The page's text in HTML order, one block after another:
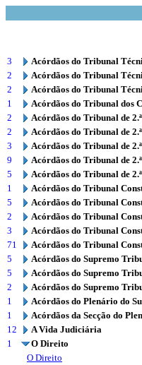
3
Acórdãos do Tribunal
2
Acórdãos do Tribunal
2
Acórdãos do Tribunal
1
Acórdãos do Tribunal dos
2
Acórdãos do Tribunal de
2
Acórdãos do Tribunal de
3
Acórdãos do Tribunal de
9
Acórdãos do Tribunal de
5
Acórdãos do Tribunal de
1
Acórdãos do Tribunal
5
Acórdãos do Tribunal
2
Acórdãos do Tribunal
3
Acórdãos do Tribunal
71
Acórdãos do Tribunal
5
Acórdãos do Supremo
5
Acórdãos do Supremo
2
Acórdãos do Supremo
1
Acórdãos do Plenário do
1
Acórdãos da Secção do
12
A Vida Judiciária
1
O Direito
O Direito